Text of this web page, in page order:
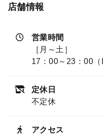
店舗情報
営業時間
［月～土］
17：00～23：00（
定休日
不定休
アクセス